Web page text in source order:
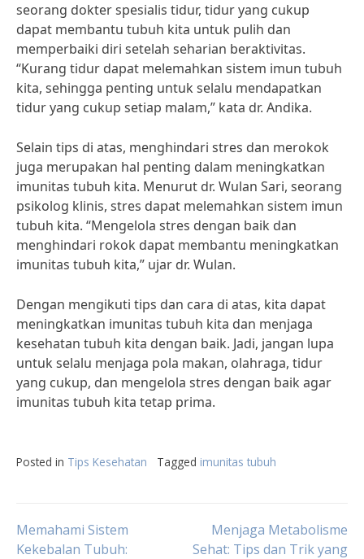
seorang dokter spesialis tidur, tidur yang cukup
dapat membantu tubuh kita untuk pulih dan
memperbaiki diri setelah seharian beraktivitas.
“Kurang tidur dapat melemahkan sistem imun tubuh
kita, sehingga penting untuk selalu mendapatkan
tidur yang cukup setiap malam,” kata dr. Andika.
Selain tips di atas, menghindari stres dan merokok
juga merupakan hal penting dalam meningkatkan
imunitas tubuh kita. Menurut dr. Wulan Sari, seorang
psikolog klinis, stres dapat melemahkan sistem imun
tubuh kita. “Mengelola stres dengan baik dan
menghindari rokok dapat membantu meningkatkan
imunitas tubuh kita,” ujar dr. Wulan.
Dengan mengikuti tips dan cara di atas, kita dapat
meningkatkan imunitas tubuh kita dan menjaga
kesehatan tubuh kita dengan baik. Jadi, jangan lupa
untuk selalu menjaga pola makan, olahraga, tidur
yang cukup, dan mengelola stres dengan baik agar
imunitas tubuh kita tetap prima.
Posted in Tips Kesehatan Tagged imunitas tubuh
Post
Memahami Sistem
Kekebalan Tubuh:
Menjaga Metabolisme
Sehat: Tips dan Trik yang